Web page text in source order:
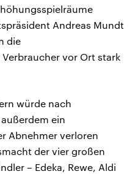
Andreas Mundt
die
vor Ort stark
würde nach
ein
Abnehmer verloren
der vier großen
– Edeka, Rewe, Aldi